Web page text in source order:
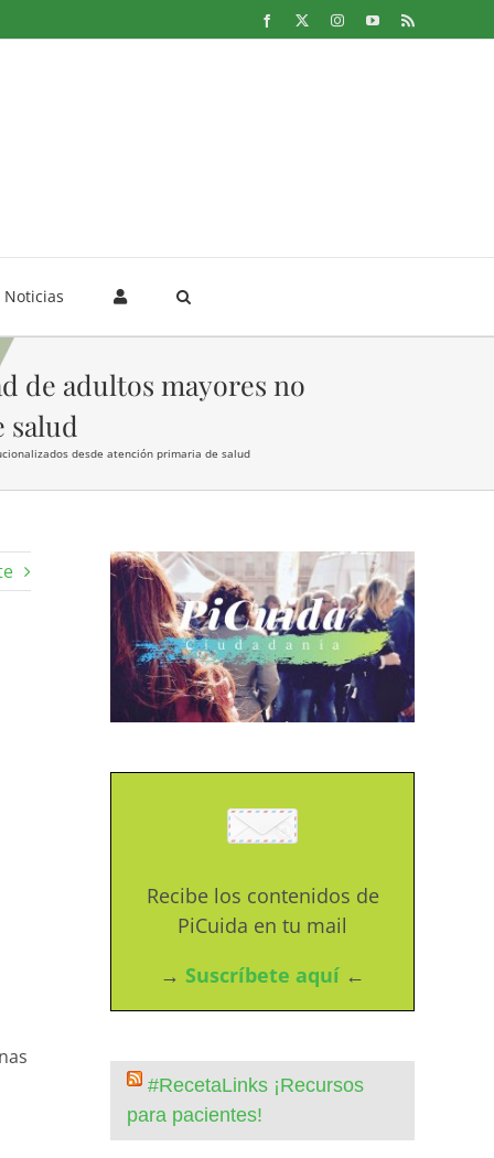
Facebook InstagramYouTubeRss
Noticias
de adultos mayores no
salud
desde atención primaria de salud
Recibe los contenidos de
PiCuida en tu mail
→ Suscríbete aquí ←
#RecetaLinks ¡Recursos
para pacientes!